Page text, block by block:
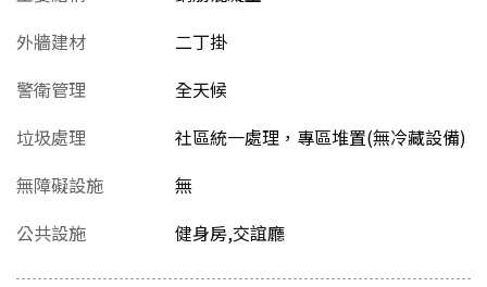
外牆建材
二丁掛
警衛管理
全天候
垃圾處理
社區統一處理，專區堆置(無冷藏設備)
無障礙設施
無
公共設施
健身房,交誼廳